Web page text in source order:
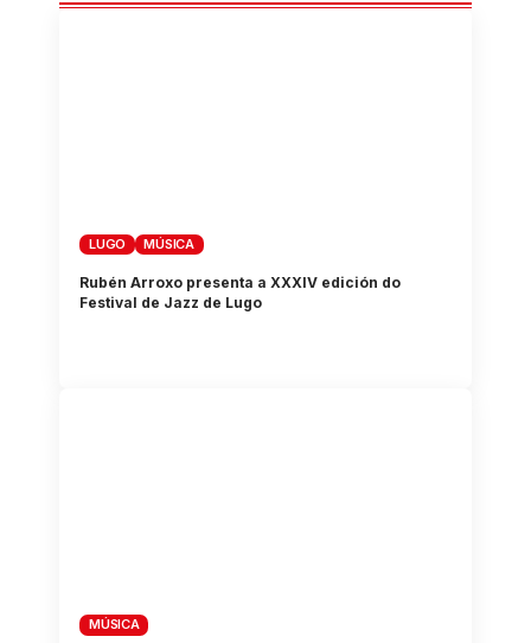
LUGO MÚSICA
Rubén Arroxo presenta a XXXIV edición do
Festival de Jazz de Lugo
MÚSICA